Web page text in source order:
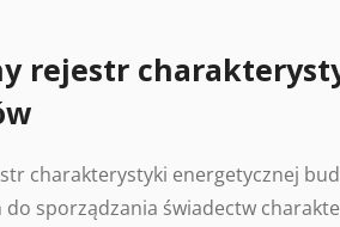
rejestr
charakterystyki energetycznej
sporządzania świadectw